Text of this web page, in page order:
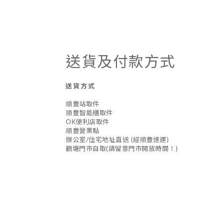
送貨及付款方式
送貨方式
順豐站取件
順豐智能櫃取件
OK便利店取件
順豐營業點
辦公室/住宅地址直送 (經順豐速運)
觀塘門市自取(請留意門市開放時間！)